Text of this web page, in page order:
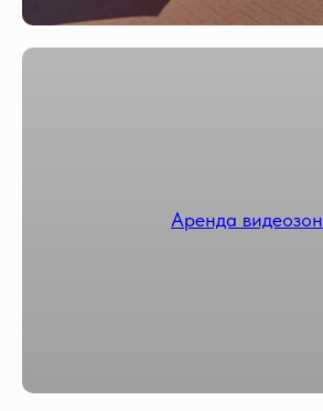
Аренда видеозон